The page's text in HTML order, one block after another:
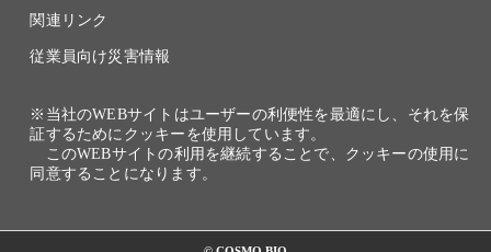
関連リンク
従業員向け災害情報
※当社のWEBサイトはユーザーの利便性を最適にし、それを保
証するためにクッキーを使用しています。
このWEBサイトの利用を継続することで、クッキーの使用に
同意することになります。